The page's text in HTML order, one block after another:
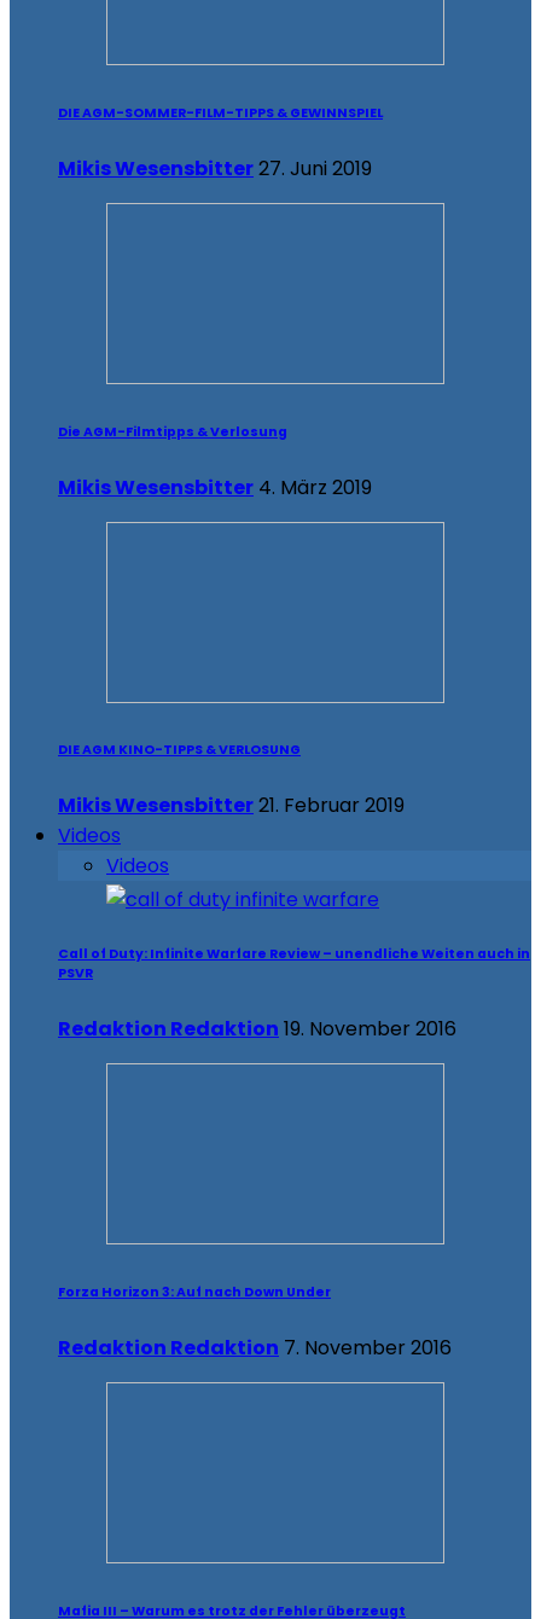
DIE AGM-SOMMER-FILM-TIPPS & GEWINNSPIEL
Mikis Wesensbitter27. Juni 2019
Die AGM-Filmtipps & Verlosung
Mikis Wesensbitter 4. März 2019
DIE AGM KINO-TIPPS & VERLOSUNG
Mikis Wesensbitter21. Februar 2019
Videos
Videos
Call of Duty: Infinite Warfare Review – unendliche Weiten auch in
PSVR
Redaktion Redaktion 19. November 2016
Forza Horizon 3: Auf nach Down Under
Redaktion Redaktion 7. November 2016
Mafia III – Warum es trotz der Fehler überzeugt